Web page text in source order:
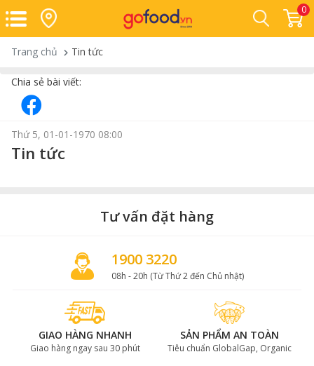
0
Trang chủ Tin tức
Chia sẻ bài viết:
Thứ 5, 01-01-1970 08:00
Tin tức
Tư vấn đặt hàng
1900 3220
08h - 20h (Từ Thứ 2 đến Chủ nhật)
GIAO HÀNG NHANH
Giao hàng ngay sau 30 phút
SẢN PHẨM AN TOÀN
Tiêu chuẩn GlobalGap, Organic